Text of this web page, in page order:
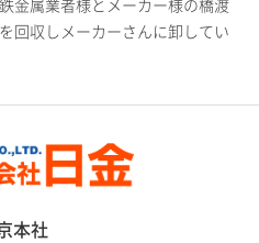
金属業者様とメーカー様の橋渡
回収しメーカーさんに卸してい
本社